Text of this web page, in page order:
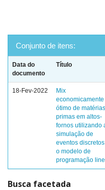
Conjunto de itens:
Data do
documento
Título
18-Fev-2022
Mix
economicamente
ótimo de
primas em altos-
fornos utilizando
simulação de
eventos discretos
o modelo de
programação
Busca facetada